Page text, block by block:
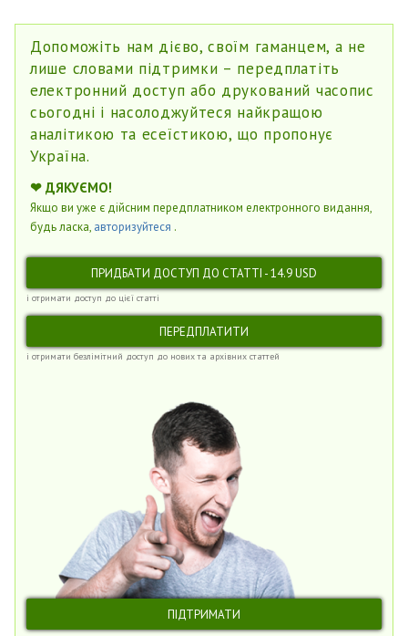
Допоможіть нам дієво, своїм гаманцем, а не
лише словами підтримки – передплатіть
електронний доступ або друкований часопис
сьогодні і насолоджуйтеся найкращою
аналітикою та есеїстикою, що пропонує
Україна.
❤ ДЯКУЄМО!
Якщо ви уже є дійсним передплатником електронного видання,
будь ласка, авторизуйтеся .
ПРИДБАТИ ДОСТУП ДО СТАТТІ - 14.9 USD
і отримати доступ до цієї статті
ПЕРЕДПЛАТИТИ
і отримати безлімітний доступ до нових та архівних статтей
ПІДТРИМАТИ